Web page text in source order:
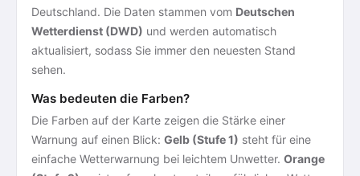
Deutschland. Die Daten stammen vom Deutschen
Wetterdienst (DWD) und werden automatisch
aktualisiert, sodass Sie immer den neuesten Stand
sehen.
Was bedeuten die Farben?
Die Farben auf der Karte zeigen die Stärke einer
Warnung auf einen Blick: Gelb (Stufe 1) steht für eine
einfache Wetterwarnung bei leichtem Unwetter. Orange